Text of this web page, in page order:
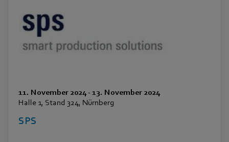
11. November 2024-13. November 2024
Halle 1, Stand 324, Nürnberg
SPS